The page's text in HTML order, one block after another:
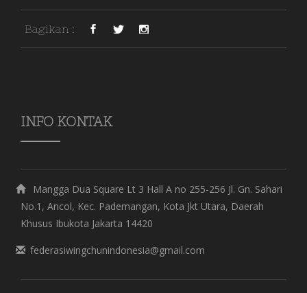
Bagikan :
INFO KONTAK
Mangga Dua Square Lt 3 Hall A no 255-256 Jl. Gn. Sahari
No.1, Ancol, Kec. Pademangan, Kota Jkt Utara, Daerah
Khusus Ibukota Jakarta 14420
federasiwingchunindonesia@gmail.com